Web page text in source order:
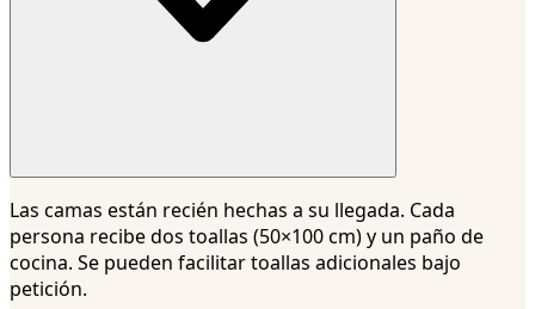
Las camas están recién hechas a su llegada. Cada
persona recibe dos toallas (50×100 cm) y un paño de
cocina. Se pueden facilitar toallas adicionales bajo
petición.